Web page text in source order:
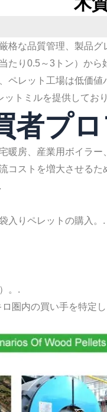
格な品質管理、製品
り0.5～3トン）か
ペレット工場は低価
トミルを提供して
者プ
暖房、産業用ボイラ
コストを増大させる
入りペレットの購入。.
。.
圏内の買い手を特定